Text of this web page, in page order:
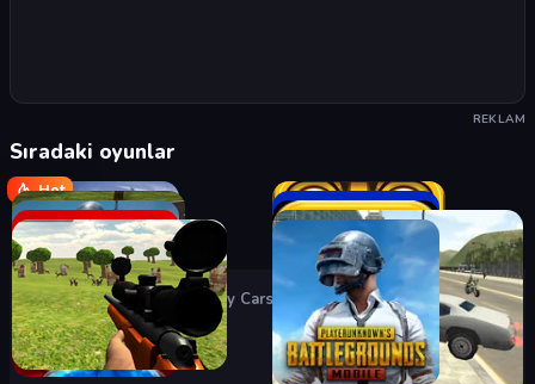
REKLAM
Sıradaki oyunlar
Hot
Oyunlar›3D Oyunlar Blocky Cars
Blocky Cars